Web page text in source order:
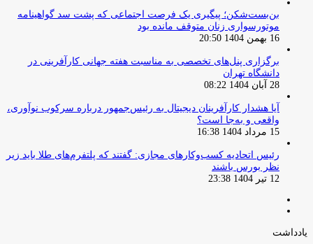
بن‌بست‌شکن؛ پیگیری یک فرصت اجتماعی که پشت سد گواهینامه
موتورسواری زنان متوقف مانده بود
16 بهمن 1404 20:50
برگزاری پنل‌های تخصصی به مناسبت هفته جهانی کارآفرینی در
دانشگاه تهران
28 آبان 1404 08:22
آیا هشدار کارآفرینان دیجیتال به رئیس‌جمهور درباره سرکوب نوآوری،
واقعی و به‌جا است؟
15 مرداد 1404 16:38
‏رئیس اتحادیه کسب‌وکارهای مجازی: گفتند که پلتفرم‌های طلا باید زیر
نظر بورس باشند
12 تیر 1404 23:38
یادداشت